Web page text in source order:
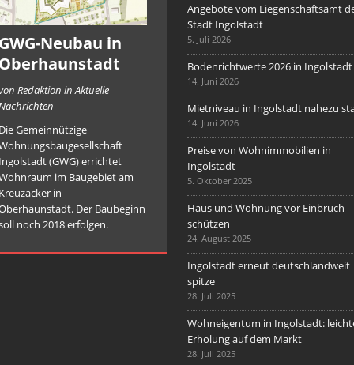
GWG-Neubau in
Oberhaunstadt
Redaktion in Aktuelle
Die Gemeinnützige
Ingolstadt (GWG) errichtet
im Baugebiet am
Kreuzäcker in
Der Baubeginn
noch 2018 erfolgen.
Angebote vom Liegenschaftsamt
Stadt Ingolstadt
5. Juli 2026
Bodenrichtwerte 2026 in Ingolstadt
14. Juni 2026
Mietniveau in Ingolstadt nahezu
14. Juni 2026
Preise von Wohnimmobilien in
Ingolstadt
5. Oktober 2025
Haus und Wohnung vor Einbruch
schützen
24. August 2025
Ingolstadt erneut deutschlandweit
spitze
28. Juli 2025
Wohneigentum in Ingolstadt:
Erholung auf dem Markt
28. Juli 2025